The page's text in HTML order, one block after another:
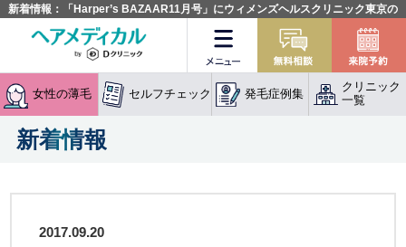
新着情報：「Harper’s BAZAAR11月号」にウィメンズヘルスクリニック東京の
浜中院長の取材記事が掲載されました。
無料相談
女性の薄毛 セルフチェック 発毛症例集
クリニック
一覧
新着情報
2017.09.20